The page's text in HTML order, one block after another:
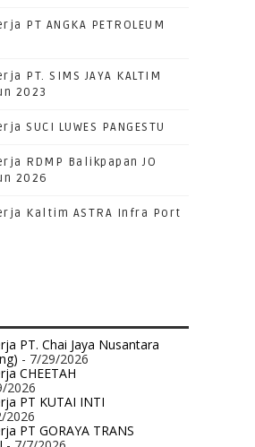
PT ANGKA PETROLEUM
PT. SIMS JAYA KALTIM
2023
SUCI LUWES PANGESTU
RDMP Balikpapan JO
2026
Kaltim ASTRA Infra Port
PT. Chai Jaya Nusantara
- 7/29/2026
CHEETAH
2026
PT KUTAI INTI
2026
PT GORAYA TRANS